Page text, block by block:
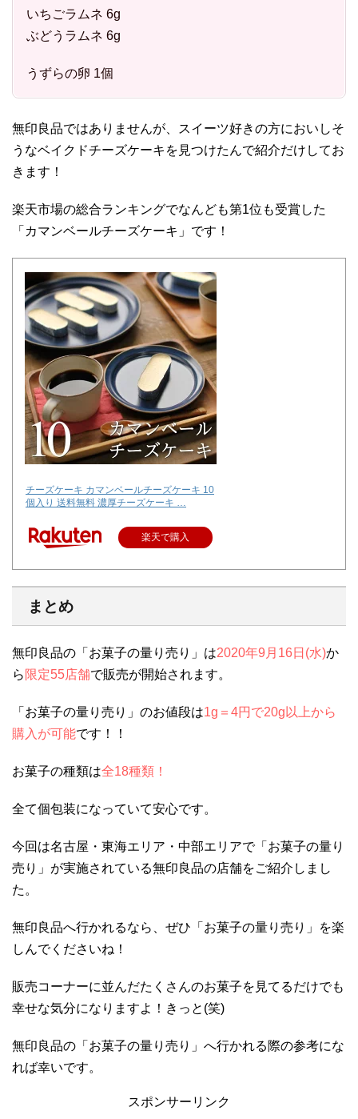
いちごラムネ 6g
ぶどうラムネ 6g
うずらの卵 1個
無印良品ではありませんが、スイーツ好きの方においしそ
うなベイクドチーズケーキを見つけたんで紹介だけしてお
きます！
楽天市場の総合ランキングでなんども第1位も受賞した
「カマンベールチーズケーキ」です！
チーズケーキ カマンベールチーズケーキ 10
個入り 送料無料 濃厚チーズケーキ …
楽天で購入
まとめ
無印良品の「お菓子の量り売り」は2020年9月16日(水)か
ら 限定55店舗で販売が開始されます。
「お菓子の量り売り」のお値段は1g＝4円で20g以上から
購入が可能です！！
お菓子の種類は全18種類！
全て個包装になっていて安心です。
今回は名古屋・東海エリア・中部エリアで「お菓子の量り
売り」が実施されている無印良品の店舗をご紹介しまし
た。
無印良品へ行かれるなら、ぜひ「お菓子の量り売り」を楽
しんでくださいね！
販売コーナーに並んだたくさんのお菓子を見てるだけでも
幸せな気分になりますよ！きっと(笑)
無印良品の「お菓子の量り売り」へ行かれる際の参考にな
れば幸いです。
スポンサーリンク